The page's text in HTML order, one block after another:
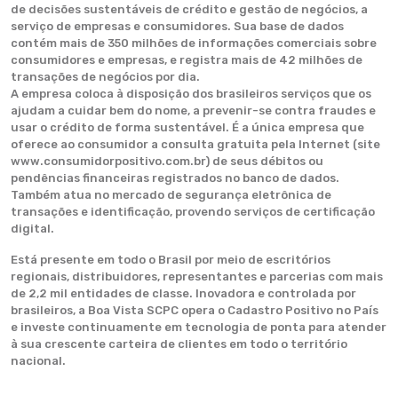
de decisões sustentáveis de crédito e gestão de negócios, a
serviço de empresas e consumidores. Sua base de dados
contém mais de 350 milhões de informações comerciais sobre
consumidores e empresas, e registra mais de 42 milhões de
transações de negócios por dia.
A empresa coloca à disposição dos brasileiros serviços que os
ajudam a cuidar bem do nome, a prevenir-se contra fraudes e
usar o crédito de forma sustentável. É a única empresa que
oferece ao consumidor a consulta gratuita pela Internet (site
www.consumidorpositivo.com.br) de seus débitos ou
pendências financeiras registrados no banco de dados.
Também atua no mercado de segurança eletrônica de
transações e identificação, provendo serviços de certificação
digital.
Está presente em todo o Brasil por meio de escritórios
regionais, distribuidores, representantes e parcerias com mais
de 2,2 mil entidades de classe. Inovadora e controlada por
brasileiros, a Boa Vista SCPC opera o Cadastro Positivo no País
e investe continuamente em tecnologia de ponta para atender
à sua crescente carteira de clientes em todo o território
nacional.